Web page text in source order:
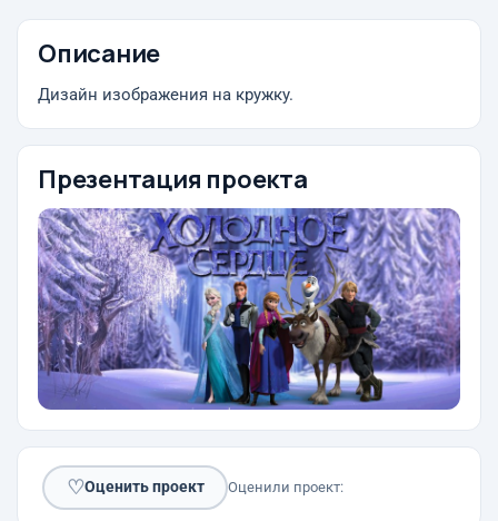
Описание
Дизайн изображения на кружку.
Презентация проекта
♡Оценить проект Оценили проект: